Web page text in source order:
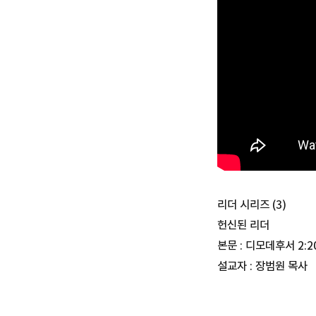
리더 시리즈 (3)
헌신된 리더
본문 : 디모데후서
설교자 : 장범원 목사